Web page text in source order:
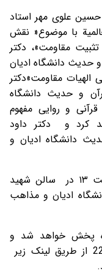
علوی مهر استاد
با موضوع« نقش
مقاومت»، دکتر
و حدیث دانشگاه ادیان
مقاومت»دکتر
و حدیث دانشگاه
و روایی مفهوم
کرد و دکتر داود
دانشگاه ادیان و
این نشست یکشنبه ۱۴ بهمن ۱۴۰۳ ساعت ۱۳ در سالن شهید
ادیان و مذاهب
پخش خواهد شد و
علاقه‌مندان می‌توانند با وارد کردن رمز 22 از طریق لینک زیر